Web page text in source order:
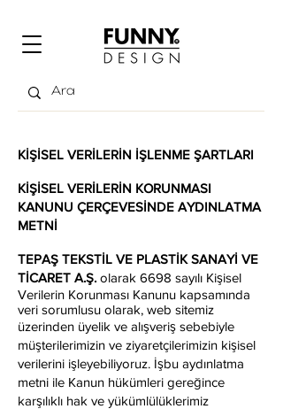
KİŞİSEL VERİLERİN İŞLENME ŞARTLARI
KİŞİSEL VERİLERİN KORUNMASI
KANUNU ÇERÇEVESİNDE AYDINLATMA
METNİ
TEPAŞ TEKSTİL VE PLASTİK SANAYİ VE
TİCARET A.Ş. olarak 6698 sayılı Kişisel
Verilerin Korunması Kanunu kapsamında
veri sorumlusu olarak, web sitemiz
üzerinden üyelik ve alışveriş sebebiyle
müşterilerimizin ve ziyaretçilerimizin kişisel
verilerini işleyebiliyoruz. İşbu aydınlatma
metni ile Kanun hükümleri gereğince
karşılıklı hak ve yükümlülüklerimiz